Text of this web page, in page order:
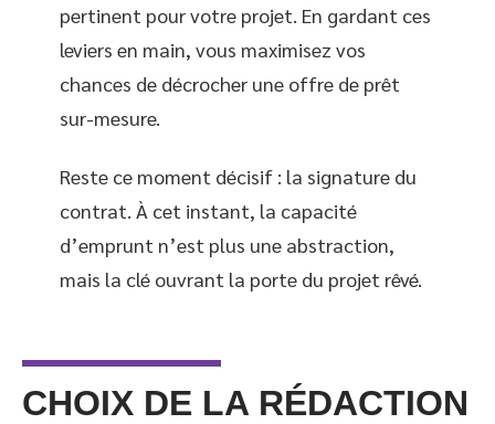
pertinent pour votre projet. En gardant ces
leviers en main, vous maximisez vos
chances de décrocher une offre de prêt
sur-mesure.
Reste ce moment décisif : la signature du
contrat. À cet instant, la capacité
d’emprunt n’est plus une abstraction,
mais la clé ouvrant la porte du projet rêvé.
CHOIX DE LA RÉDACTION